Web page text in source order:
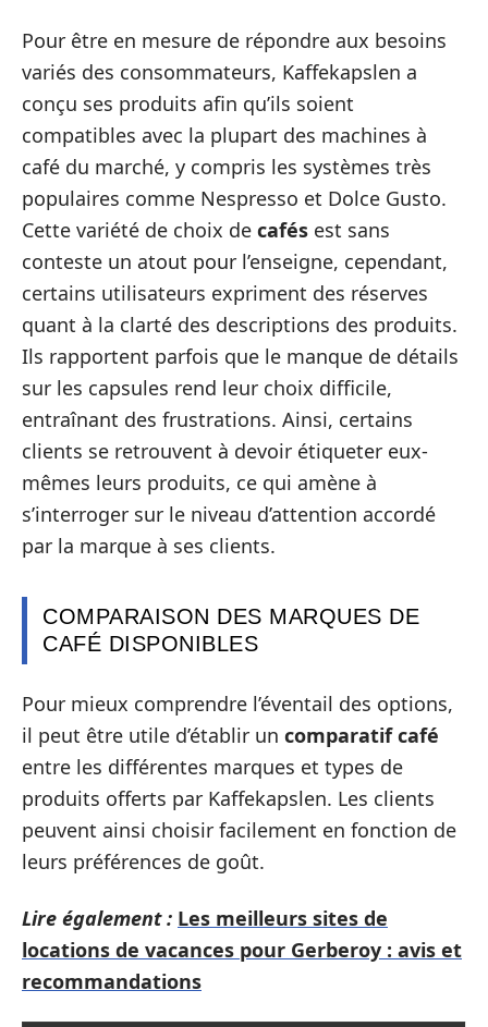
Pour être en mesure de répondre aux besoins
variés des consommateurs, Kaffekapslen a
conçu ses produits afin qu’ils soient
compatibles avec la plupart des machines à
café du marché, y compris les systèmes très
populaires comme Nespresso et Dolce Gusto.
Cette variété de choix de cafés est sans
conteste un atout pour l’enseigne, cependant,
certains utilisateurs expriment des réserves
quant à la clarté des descriptions des produits.
Ils rapportent parfois que le manque de détails
sur les capsules rend leur choix difficile,
entraînant des frustrations. Ainsi, certains
clients se retrouvent à devoir étiqueter eux-
mêmes leurs produits, ce qui amène à
s’interroger sur le niveau d’attention accordé
par la marque à ses clients.
COMPARAISON DES MARQUES DE
CAFÉ DISPONIBLES
Pour mieux comprendre l’éventail des options,
il peut être utile d’établir un comparatif café
entre les différentes marques et types de
produits offerts par Kaffekapslen. Les clients
peuvent ainsi choisir facilement en fonction de
leurs préférences de goût.
Lire également : Les meilleurs sites de
locations de vacances pour Gerberoy : avis et
recommandations